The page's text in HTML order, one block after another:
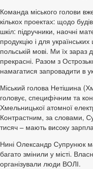
Команда міського голови
кількох проектах: щодо
шкіл: підручники, наочні
продукцію і для
польській мові. Ми їх
прекрасні. Разом з
намагатися запровадити в
Міський голова Нетішина
головує, специфічним та
Хмельницької атомної
Контрастним, за словами,
тисяч – мають високу
Нині Олександр Супрунюк
багато змінили у місті.
організували люди ВОЛІ.